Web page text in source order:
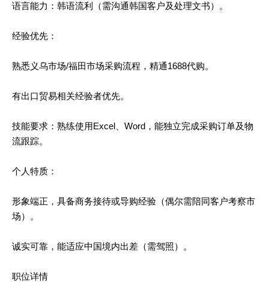
语言能力：韩语流利（需沟通韩国客户及处理文书）。
经验优先：
熟悉义乌市场/福田市场采购流程，精通1688代购。
有出口贸易相关经验者优先。
技能要求：熟练使用Excel、Word，能独立完成采购订单及物
流跟踪。
个人特质：
形象端正，具备商务接待或导购经验（偶尔需陪同客户考察市
场）。
诚实可靠，能适应中国境内出差（需驾照）。
职位详情